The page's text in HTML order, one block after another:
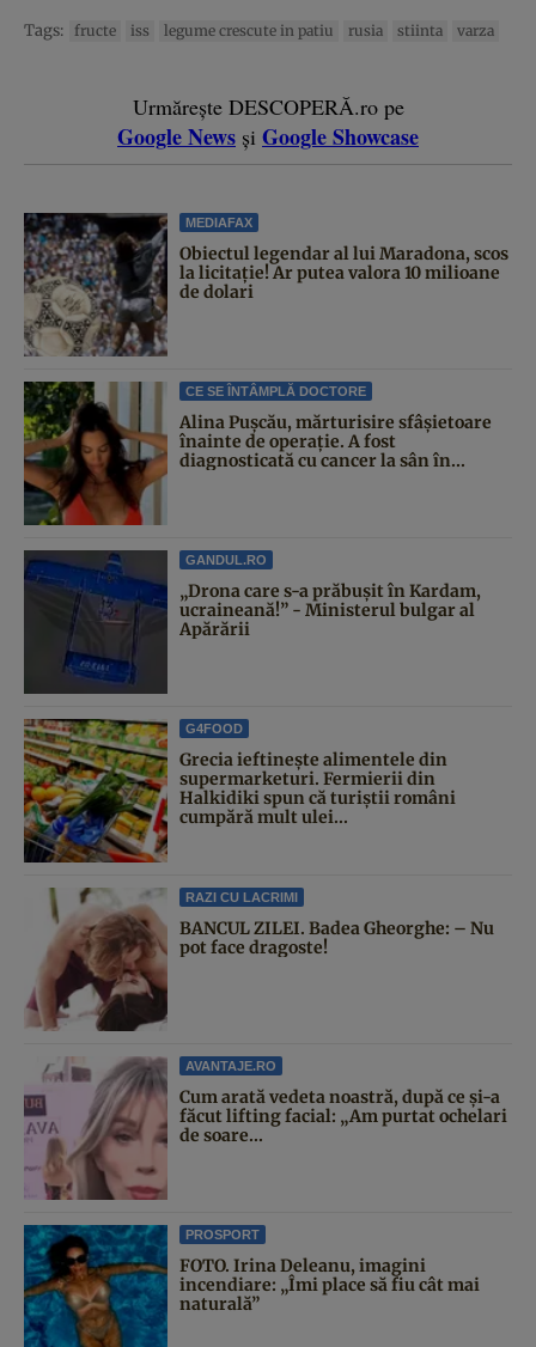
Tags: fructe iss legume crescute in patiu rusia stiinta varza
Urmărește DESCOPERĂ.ro pe
Google News și Google Showcase
MEDIAFAX
Obiectul legendar al lui Maradona, scos
la licitație! Ar putea valora 10 milioane
de dolari
CE SE ÎNTÂMPLĂ DOCTORE
Alina Pușcău, mărturisire sfâșietoare
înainte de operație. A fost
diagnosticată cu cancer la sân în...
GANDUL.RO
„Drona care s-a prăbușit în Kardam,
ucraineană!” - Ministerul bulgar al
Apărării
G4FOOD
Grecia ieftinește alimentele din
supermarketuri. Fermierii din
Halkidiki spun că turiștii români
cumpără mult ulei...
RAZI CU LACRIMI
BANCUL ZILEI. Badea Gheorghe: – Nu
pot face dragoste!
AVANTAJE.RO
Cum arată vedeta noastră, după ce și-a
făcut lifting facial: „Am purtat ochelari
de soare...
PROSPORT
FOTO. Irina Deleanu, imagini
incendiare: „Îmi place să fiu cât mai
naturală”